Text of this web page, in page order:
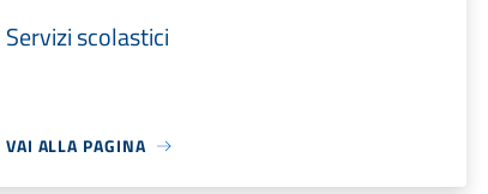
Servizi scolastici
VAI ALLA PAGINA